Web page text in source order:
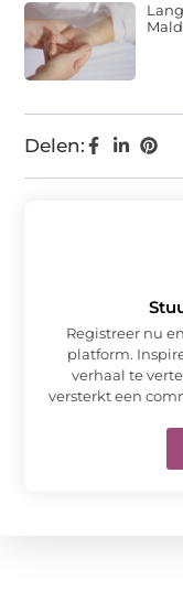
Delen:
Registreer nu
platform.
verhaal te
versterkt een